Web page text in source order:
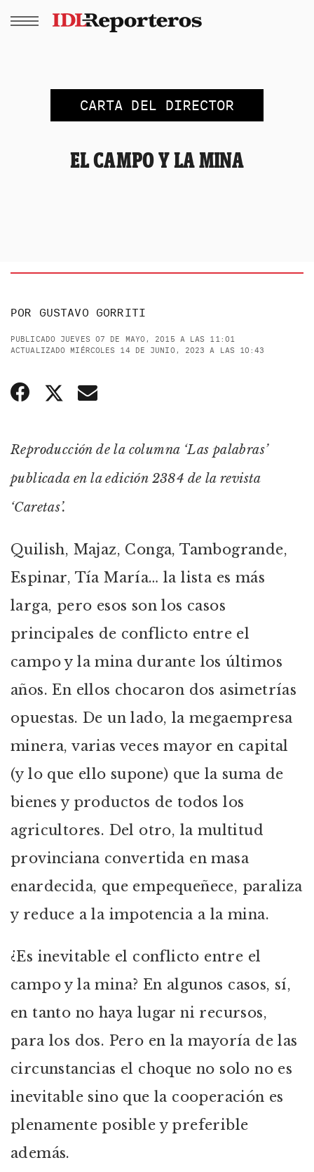
CARTA DEL DIRECTOR
EL CAMPO Y LA MINA
POR GUSTAVO GORRITI
PUBLICADO JUEVES 07 DE MAYO, 2015 A LAS 11:01
ACTUALIZADO MIÉRCOLES 14 DE JUNIO, 2023 A LAS 10:43
Reproducción de la columna ‘Las palabras’
publicada en la edición 2384 de la revista
‘Caretas’.
Quilish, Majaz, Conga, Tambogrande,
Espinar, Tía María… la lista es más
larga, pero esos son los casos
principales de conflicto entre el
campo y la mina durante los últimos
años. En ellos chocaron dos asimetrías
opuestas. De un lado, la megaempresa
minera, varias veces mayor en capital
(y lo que ello supone) que la suma de
bienes y productos de todos los
agricultores. Del otro, la multitud
provinciana convertida en masa
enardecida, que empequeñece, paraliza
y reduce a la impotencia a la mina.
¿Es inevitable el conflicto entre el
campo y la mina? En algunos casos, sí,
en tanto no haya lugar ni recursos,
para los dos. Pero en la mayoría de las
circunstancias el choque no solo no es
inevitable sino que la cooperación es
plenamente posible y preferible
además.